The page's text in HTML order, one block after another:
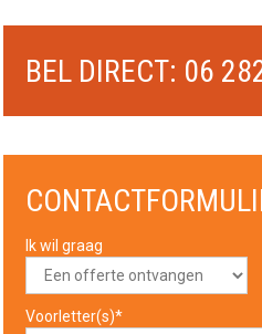
BEL DIRECT: 06
Ik wil graag
Voorletter(s)*